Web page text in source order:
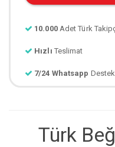
10.000 Adet Türk
Hızlı Teslimat
7/24 Whatsapp
Türk